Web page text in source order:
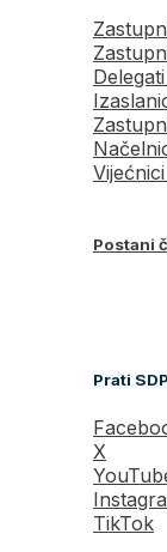
Postani
Prati SDP
X
TikTok